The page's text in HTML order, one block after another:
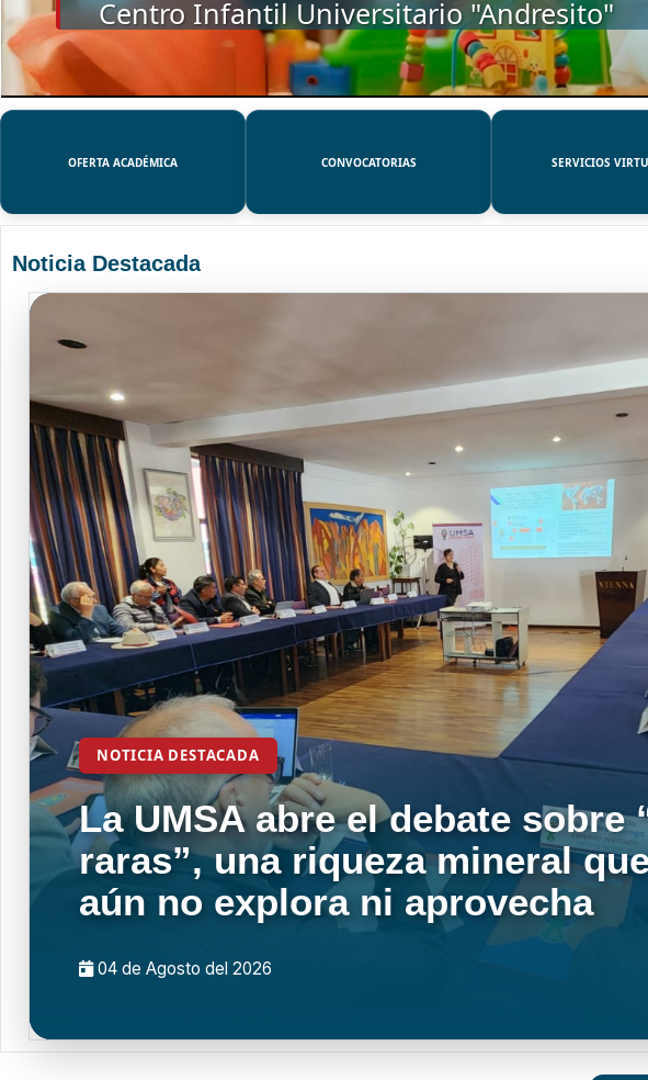
SSUE
OFERTA ACADÉMICA CONVOCATORIAS SERVICIOS
Noticia Destacada
NOTICIA DESTACADA
La UMSA abre el debate sobre
raras”, una riqueza mineral
aún no explora ni aprovecha
04 de Agosto del 2026